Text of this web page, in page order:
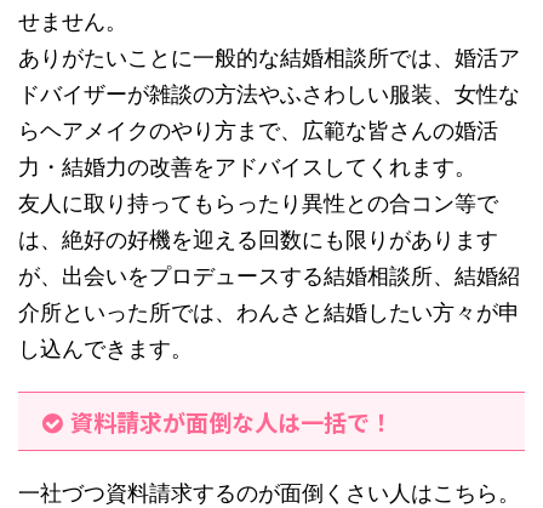
せません。
ありがたいことに一般的な結婚相談所では、婚活ア
ドバイザーが雑談の方法やふさわしい服装、女性な
らヘアメイクのやり方まで、広範な皆さんの婚活
力・結婚力の改善をアドバイスしてくれます。
友人に取り持ってもらったり異性との合コン等で
は、絶好の好機を迎える回数にも限りがあります
が、出会いをプロデュースする結婚相談所、結婚紹
介所といった所では、わんさと結婚したい方々が申
し込んできます。
資料請求が面倒な人は一括で！
一社づつ資料請求するのが面倒くさい人はこちら。